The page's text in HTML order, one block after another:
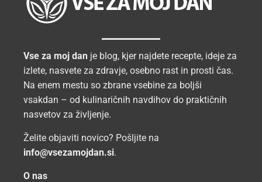
Vse za moj dan je blog, kjer najdete recepte, ideje za
izlete, nasvete za zdravje, osebno rast in prosti čas.
Na enem mestu so zbrane vsebine za boljši
vsakdan – od kulinaričnih navdihov do praktičnih
nasvetov za življenje.
Želite objaviti novico? Pošljite na
info@vsezamojdan.si.
O nas